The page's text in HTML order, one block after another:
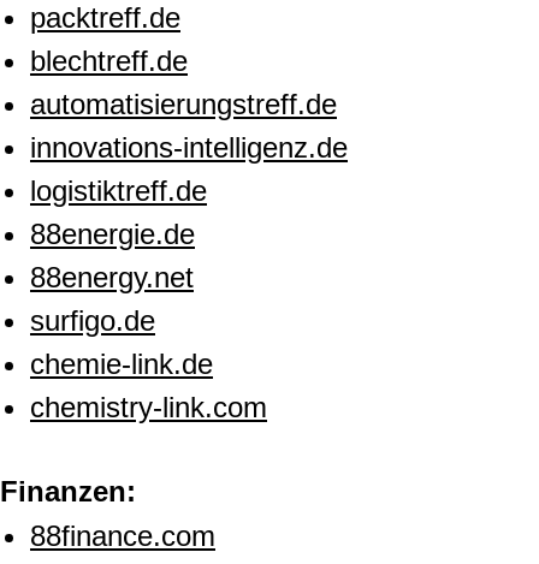
packtreff.de
blechtreff.de
automatisierungstreff.de
innovations-intelligenz.de
logistiktreff.de
88energie.de
88energy.net
surfigo.de
chemie-link.de
chemistry-link.com
Finanzen:
88finance.com